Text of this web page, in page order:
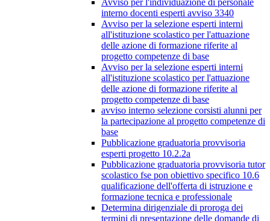
Avviso per l'individuazione di personale
interno docenti esperti avviso 3340
Avviso per la selezione esperti interni
all'istituzione scolastico per l'attuazione
delle azione di formazione riferite al
progetto competenze di base
Avviso per la selezione esperti interni
all'istituzione scolastico per l'attuazione
delle azione di formazione riferite al
progetto competenze di base
avviso interno selezione corsisti alunni per
la partecipazione al progetto competenze di
base
Pubblicazione graduatoria provvisoria
esperti progetto 10.2.2a
Pubblicazione graduatoria provvisoria tutor
scolastico fse pon obiettivo specifico 10.6
qualificazione dell'offerta di istruzione e
formazione tecnica e professionale
Determina dirigenziale di proroga dei
termini di presentazione delle domande di